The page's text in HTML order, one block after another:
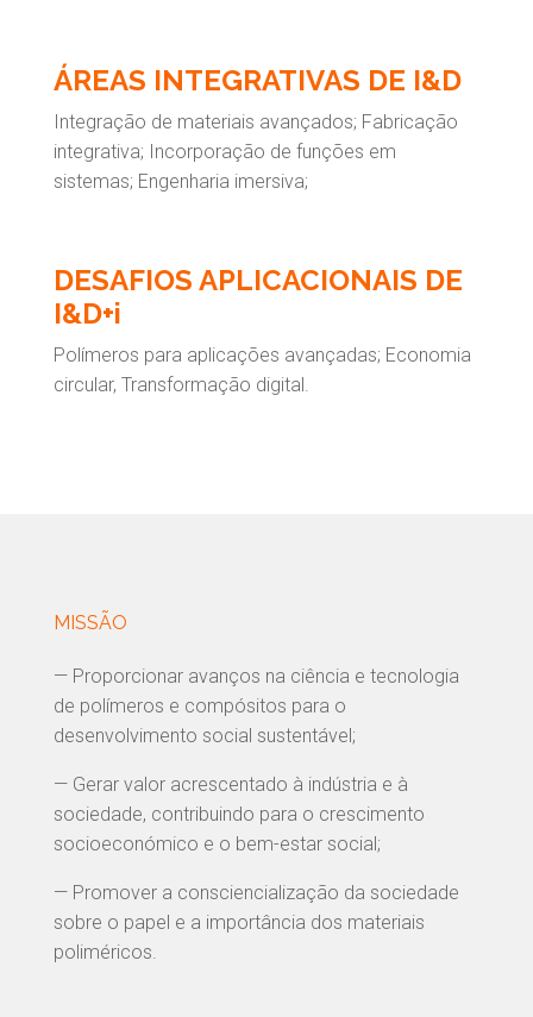
ÁREAS INTEGRATIVAS DE I&D
Integração de materiais avançados; Fabricação
integrativa; Incorporação de funções em
sistemas; Engenharia imersiva;
DESAFIOS APLICACIONAIS DE
I&D+i
Polímeros para aplicações avançadas; Economia
circular, Transformação digital.
MISSÃO
— Proporcionar avanços na ciência e tecnologia
de polímeros e compósitos para o
desenvolvimento social sustentável;
— Gerar valor acrescentado à indústria e à
sociedade, contribuindo para o crescimento
socioeconómico e o bem-estar social;
— Promover a consciencialização da sociedade
sobre o papel e a importância dos materiais
poliméricos.